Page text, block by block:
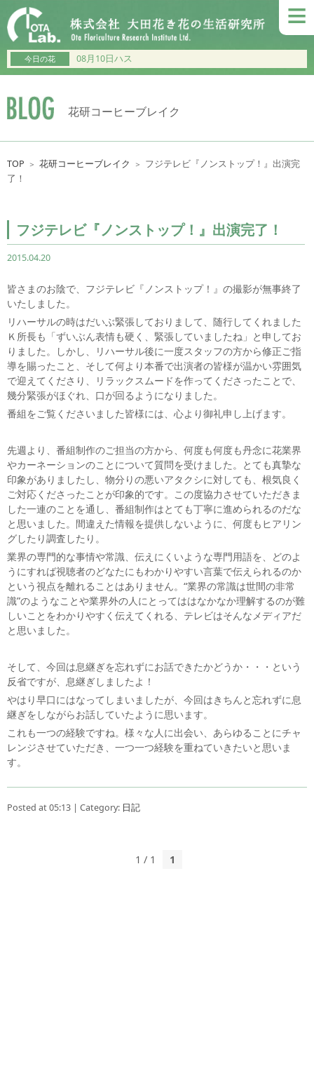
≡
今日の花 08月10日ハス
花研コーヒーブレイク
TOP ＞ 花研コーヒーブレイク ＞ フジテレビ『ノンストップ！』出演完
了！
フジテレビ『ノンストップ！』出演完了！
2015.04.20
皆さまのお陰で、フジテレビ『ノンストップ！』の撮影が無事終了
いたしました。
リハーサルの時はだいぶ緊張しておりまして、随行してくれました
Ｋ所長も「ずいぶん表情も硬く、緊張していましたね」と申してお
りました。しかし、リハーサル後に一度スタッフの方から修正ご指
導を賜ったこと、そして何より本番で出演者の皆様が温かい雰囲気
で迎えてくださり、リラックスムードを作ってくださったことで、
幾分緊張がほぐれ、口が回るようになりました。
番組をご覧くださいました皆様には、心より御礼申し上げます。
先週より、番組制作のご担当の方から、何度も何度も丹念に花業界
やカーネーションのことについて質問を受けました。とても真摯な
印象がありましたし、物分りの悪いアタクシに対しても、根気良く
ご対応くださったことが印象的です。この度協力させていただきま
した一連のことを通し、番組制作はとても丁寧に進められるのだな
と思いました。間違えた情報を提供しないように、何度もヒアリン
グしたり調査したり。
業界の専門的な事情や常識、伝えにくいような専門用語を、どのよ
うにすれば視聴者のどなたにもわかりやすい言葉で伝えられるのか
という視点を離れることはありません。“業界の常識は世間の非常
識”のようなことや業界外の人にとってははなかなか理解するのが難
しいことをわかりやすく伝えてくれる、テレビはそんなメディアだ
と思いました。
そして、今回は息継ぎを忘れずにお話できたかどうか・・・という
反省ですが、息継ぎしましたよ！
やはり早口にはなってしまいましたが、今回はきちんと忘れずに息
継ぎをしながらお話していたように思います。
これも一つの経験ですね。様々な人に出会い、あらゆることにチャ
レンジさせていただき、一つ一つ経験を重ねていきたいと思いま
す。
Posted at 05:13 | Category: 日記
1 / 1 1